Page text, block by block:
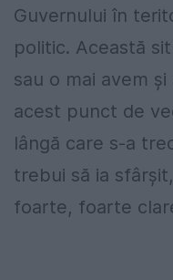
Guvernului în
politic. Această
sau o mai avem
acest punct de
lângă care s-a
trebui să ia
foarte, foarte